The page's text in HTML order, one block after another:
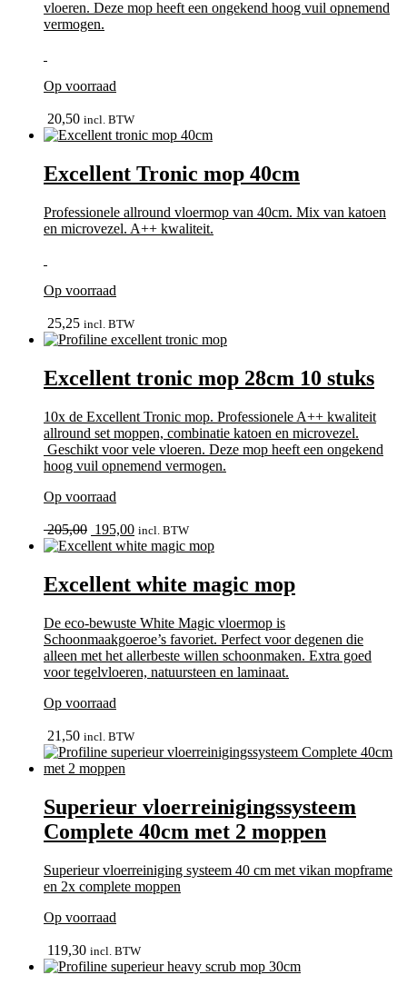
vloeren. Deze mop heeft een ongekend hoog vuil opnemend
vermogen.
Op voorraad
20,50 incl. BTW
Excellent Tronic mop 40cm
Professionele allround vloermop van 40cm. Mix van katoen
en microvezel. A++ kwaliteit.
Op voorraad
25,25 incl. BTW
Excellent tronic mop 28cm 10 stuks
10x de Excellent Tronic mop. Professionele A++ kwaliteit
allround set moppen, combinatie katoen en microvezel.
Geschikt voor vele vloeren. Deze mop heeft een ongekend
hoog vuil opnemend vermogen.
Op voorraad
205,00 Oorspronkelijke
prijs
205,00.
195,00Huidige
prijs
195,00.
incl. BTW
Excellent white magic mop
De eco-bewuste White Magic vloermop is
Schoonmaakgoeroe’s favoriet. Perfect voor degenen die
alleen met het allerbeste willen schoonmaken. Extra goed
voor tegelvloeren, natuursteen en laminaat.
Op voorraad
21,50 incl. BTW
Superieur vloerreinigingssysteem
Complete 40cm met 2 moppen
Superieur vloerreiniging systeem 40 cm met vikan mopframe
en 2x complete moppen
Op voorraad
119,30 incl. BTW